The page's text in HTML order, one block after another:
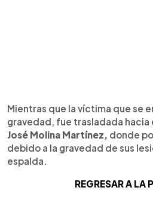
Mientras que la víctima que se
gravedad, fue trasladada hacia
José Molina Martínez, donde
debido a la gravedad de sus
espalda.
REGRESAR A LA